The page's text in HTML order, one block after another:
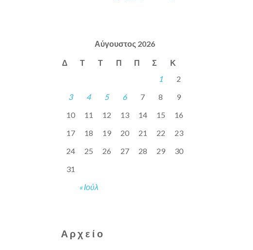
Αύγουστος 2026
Δ Τ Τ Π Π Σ Κ
« Ιούλ
1
2
3
4 5 6 7 8
9
10
11 12 13 14 15
16
17
18 19 20 21 22
23
24
25 26 27 28 29
30
31
Αρχείο